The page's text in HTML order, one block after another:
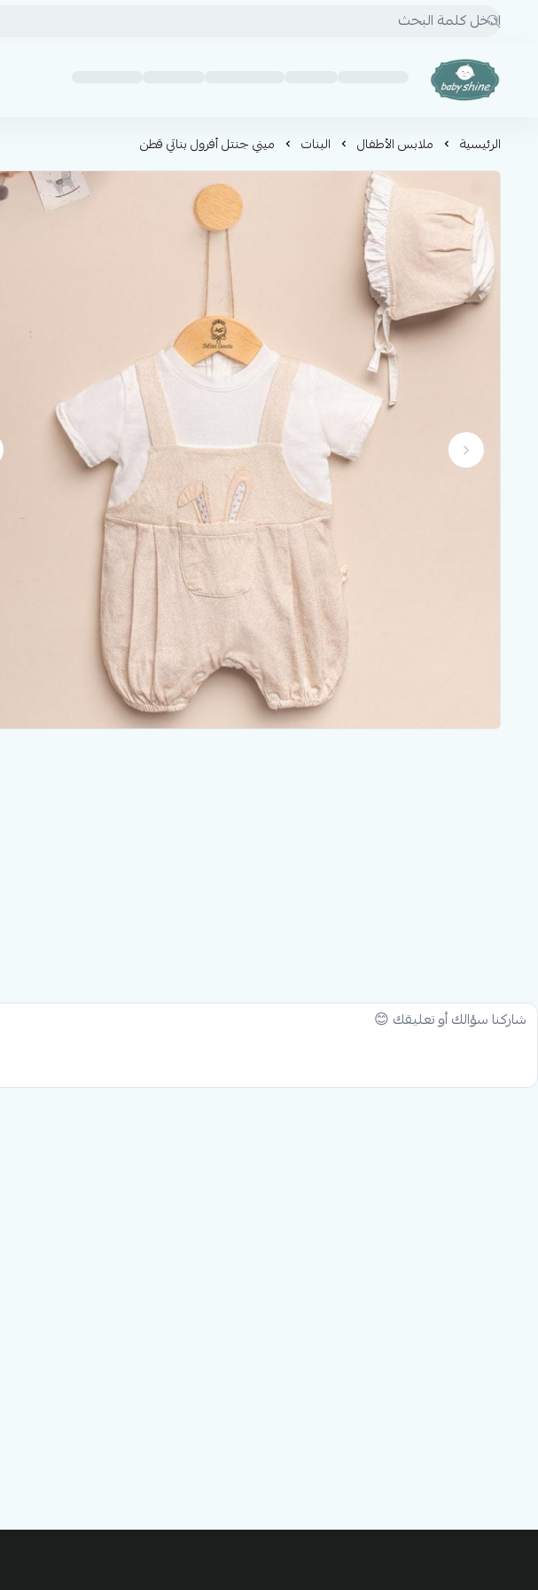
BABY SHINE
الرئيسية ملابس الأطفال البنات ميني جنتل أفرول بناتي قطن